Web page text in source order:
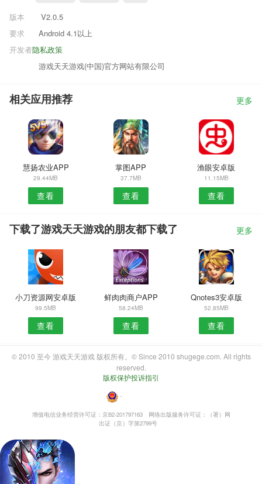
版本
V2.0.5
要求
Android 4.1以上
隐私政策
开发者
游戏天天游戏(中国)官方网站有限公司
相关应用推荐 更多
慧扬农业APP
29.44MB
查看
掌图APP
37.7MB
查看
渔眼安卓版
11.15MB
查看
下载了游戏天天游戏的朋友都下载了 更多
小刀资源网安卓版
99.5MB
查看
鲜肉肉商户APP
58.24MB
查看
Qnotes3安卓版
52.85MB
查看
© 2010 至今 游戏天天游戏 版权所有。© Since 2010 shugege.com. All rights
reserved.
版权保护投诉指引
・
增值电信业务经营许可证：京B2-201797163
网络出版服务许可证：（署）网
出证（京）字第2799号